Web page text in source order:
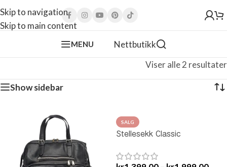
Skip to navigation
Skip to main content
MENU
Nettbutikk
Viser alle 2 resultater
Show sidebar
SALG
Stellesekk Classic